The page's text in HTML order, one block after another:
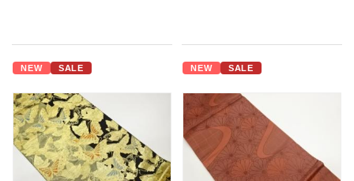
NEW SALE NEW SALE